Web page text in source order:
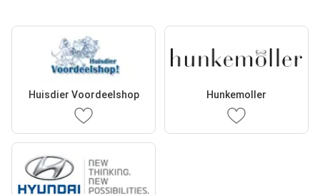
Huisdier Voordeelshop Hunkemoller